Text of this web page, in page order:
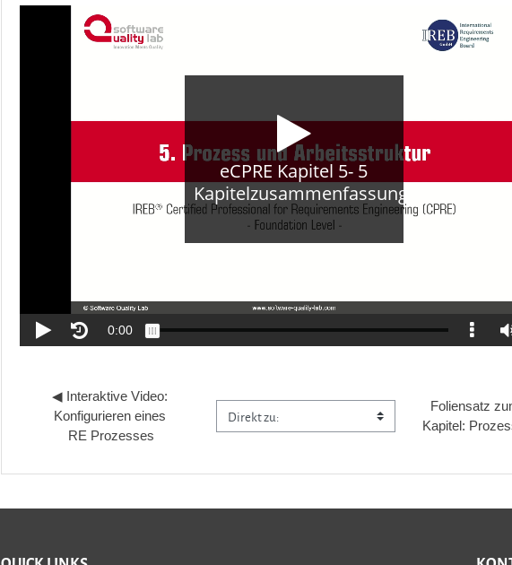
◀︎ Interaktive Video:
Konfigurieren eines
RE Prozesses
Direkt zu:
Foliensatz
Kapitel: